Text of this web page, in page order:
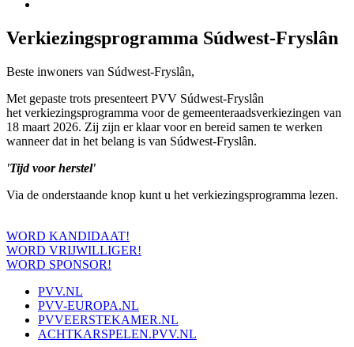
Verkiezingsprogramma Súdwest-Fryslân
Beste inwoners van Súdwest-Fryslân,
Met gepaste trots presenteert PVV Súdwest-Fryslân
het verkiezingsprogramma voor de gemeenteraadsverkiezingen van
18 maart 2026. Zij zijn er klaar voor en bereid samen te werken
wanneer dat in het belang is van Súdwest-Fryslân.
'Tijd voor herstel'
Via de onderstaande knop kunt u het verkiezingsprogramma lezen.
WORD KANDIDAAT!
WORD VRIJWILLIGER!
WORD SPONSOR!
PVV.NL
PVV-EUROPA.NL
PVVEERSTEKAMER.NL
ACHTKARSPELEN.PVV.NL